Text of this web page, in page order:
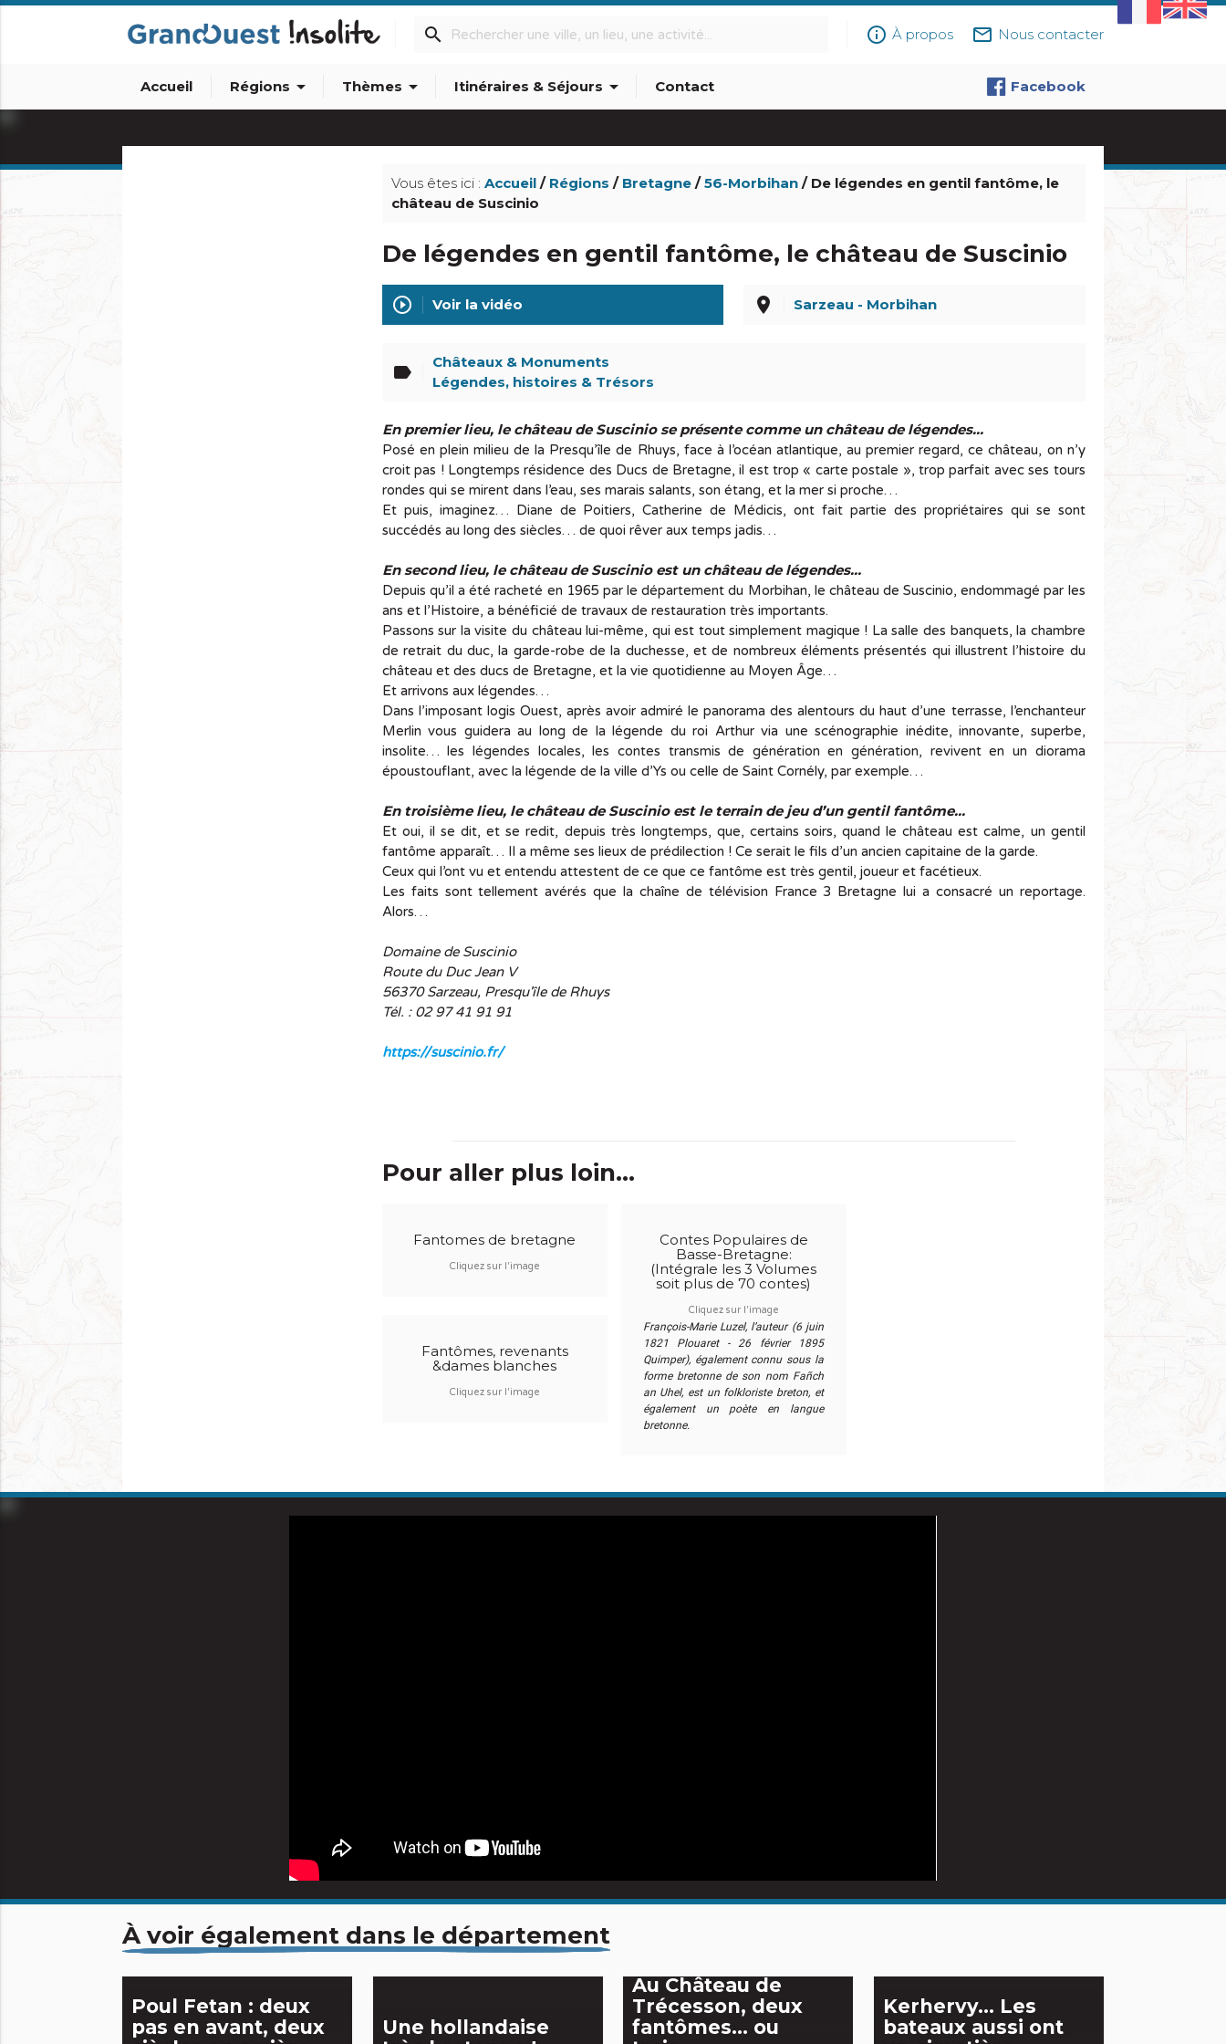
info_outline À propos mail_outline Nous contacter
search
Accueil Régions arrow_drop_down Thèmes arrow_drop_down Itinéraires & Séjours arrow_drop_down Contact Facebook
Vous êtes ici : Accueil/ Régions / Bretagne/56-Morbihan/ De légendes en gentil fantôme, le
château de Suscinio
De légendes en gentil fantôme, le château de Suscinio
play_circle_outline Voir la vidéo place Sarzeau - Morbihan
label
Châteaux & Monuments
Légendes, histoires & Trésors
En premier lieu, le château de Suscinio se présente comme un château de légendes…
Posé en plein milieu de la Presqu’île de Rhuys, face à l’océan atlantique, au premier regard, ce château, on n’y
croit pas ! Longtemps résidence des Ducs de Bretagne, il est trop « carte postale », trop parfait avec ses tours
rondes qui se mirent dans l’eau, ses marais salants, son étang, et la mer si proche…
Et puis, imaginez… Diane de Poitiers, Catherine de Médicis, ont fait partie des propriétaires qui se sont
succédés au long des siècles… de quoi rêver aux temps jadis…
En second lieu, le château de Suscinio est un château de légendes…
Depuis qu’il a été racheté en 1965 par le département du Morbihan, le château de Suscinio, endommagé par les
ans et l’Histoire, a bénéficié de travaux de restauration très importants.
Passons sur la visite du château lui-même, qui est tout simplement magique ! La salle des banquets, la chambre
de retrait du duc, la garde-robe de la duchesse, et de nombreux éléments présentés qui illustrent l’histoire du
château et des ducs de Bretagne, et la vie quotidienne au Moyen Âge…
Et arrivons aux légendes…
Dans l’imposant logis Ouest, après avoir admiré le panorama des alentours du haut d’une terrasse, l’enchanteur
Merlin vous guidera au long de la légende du roi Arthur via une scénographie inédite, innovante, superbe,
insolite… les légendes locales, les contes transmis de génération en génération, revivent en un diorama
époustouflant, avec la légende de la ville d’Ys ou celle de Saint Cornély, par exemple…
En troisième lieu, le château de Suscinio est le terrain de jeu d’un gentil fantôme…
Et oui, il se dit, et se redit, depuis très longtemps, que, certains soirs, quand le château est calme, un gentil
fantôme apparaît… Il a même ses lieux de prédilection ! Ce serait le fils d’un ancien capitaine de la garde.
Ceux qui l’ont vu et entendu attestent de ce que ce fantôme est très gentil, joueur et facétieux.
Les faits sont tellement avérés que la chaîne de télévision France 3 Bretagne lui a consacré un reportage.
Alors…
Domaine de Suscinio
Route du Duc Jean V
56370 Sarzeau, Presqu'île de Rhuys
Tél. : 02 97 41 91 91
https://suscinio.fr/
Pour aller plus loin...
Fantomes de bretagne
Cliquez sur l'image
Fantômes, revenants
&dames blanches
Cliquez sur l'image
Contes Populaires de
Basse-Bretagne:
(Intégrale les 3 Volumes
soit plus de 70 contes)
Cliquez sur l'image
François-Marie Luzel, l’auteur (6 juin
1821 Plouaret - 26 février 1895
Quimper), également connu sous la
forme bretonne de son nom Fañch
an Uhel, est un folkloriste breton, et
également un poète en langue
bretonne.
À voir également dans le département
Poul Fetan : deux
pas en avant, deux
Une hollandaise
Au Château de
Trécesson, deux
fantômes… ou
Kerhervy… Les
bateaux aussi ont